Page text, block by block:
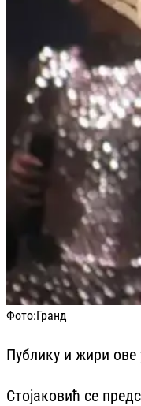
Фото:Гранд
Публику и жири
Стојаковић се